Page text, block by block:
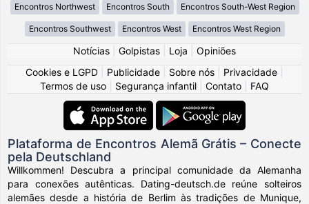
Encontros Northwest Encontros South Encontros South-West Region
Encontros Southwest Encontros West Encontros West Region
Notícias Golpistas Loja
Opiniões
Cookies e LGPD
Publicidade Sobre nós Privacidade
Termos de uso
Segurança infantil Contato FAQ
Plataforma de Encontros Alemã Grátis – Conecte
pela Deutschland
Willkommen! Descubra a principal comunidade da Alemanha
para conexões autênticas. Dating-deutsch.de reúne solteiros
alemães desde a história de Berlim às tradições de Munique,